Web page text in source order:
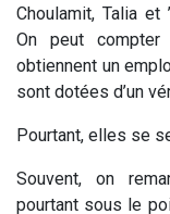
Choulamit, Talia et
On peut
obtiennent un
sont dotées d’un
Pourtant, elles se
Souvent, on
pourtant sous le